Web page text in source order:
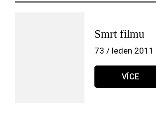
Smrt filmu
73 / leden 2011
VÍCE